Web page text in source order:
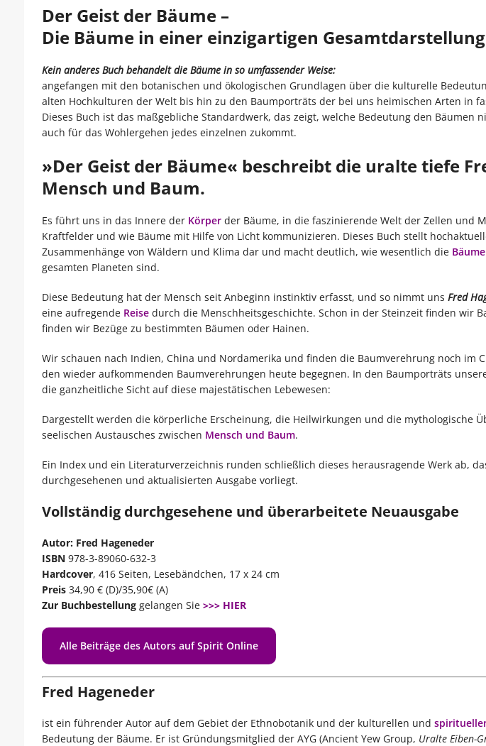
Der Geist der Bäume –
Die Bäume in einer einzigartigen Gesamtdarstellung
Kein anderes Buch behandelt die Bäume in so umfassender Weise:
angefangen mit den botanischen und ökologischen Grundlagen über die kulturelle
alten Hochkulturen der Welt bis hin zu den Baumporträts der bei uns heimischen Arten in
Dieses Buch ist das maßgebliche Standardwerk, das zeigt, welche Bedeutung den Bäumen
auch für das Wohlergehen jedes einzelnen zukommt.
»Der Geist der Bäume« beschreibt die uralte tiefe
Mensch und Baum.
Es führt uns in das Innere der Körperder Bäume, in die faszinierende Welt der Zellen und
Kraftfelder und wie Bäume mit Hilfe von Licht kommunizieren. Dieses Buch stellt
Zusammenhänge von Wäldern und Klima dar und macht deutlich, wie wesentlich die
gesamten Planeten sind.
Diese Bedeutung hat der Mensch seit Anbeginn instinktiv erfasst, und so nimmt uns Fred
eine aufregende Reisedurch die Menschheitsgeschichte. Schon in der Steinzeit finden wir
finden wir Bezüge zu bestimmten Bäumen oder Hainen.
Wir schauen nach Indien, China und Nordamerika und finden die Baumverehrung noch im
den wieder aufkommenden Baumverehrungen heute begegnen. In den Baumporträts
die ganzheitliche Sicht auf diese majestätischen Lebewesen:
Dargestellt werden die körperliche Erscheinung, die Heilwirkungen und die mythologische
seelischen Austausches zwischen Mensch und Baum.
Ein Index und ein Literaturverzeichnis runden schließlich dieses herausragende Werk ab,
durchgesehenen und aktualisierten Ausgabe vorliegt.
Vollständig durchgesehene und überarbeitete Neuausgabe
Autor: Fred Hageneder
ISBN978-3-89060-632-3
Hardcover, 416 Seiten, Lesebändchen, 17 x 24 cm
Preis34,90 € (D)/35,90€ (A)
Zur Buchbestellunggelangen Sie>>> HIER
Alle Beiträge des Autors auf Spirit Online
Fred Hageneder
ist ein führender Autor auf dem Gebiet der Ethnobotanik und der kulturellen und
Bedeutung der Bäume. Er ist Gründungsmitglied der AYG (Ancient Yew Group, Uralte Eiben-